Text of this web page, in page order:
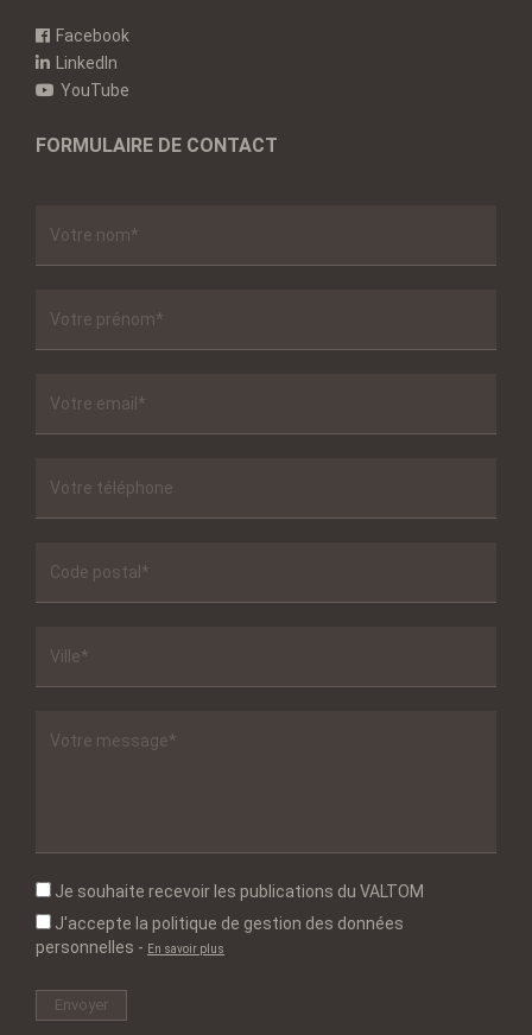
Facebook
LinkedIn
YouTube
FORMULAIRE DE CONTACT
Je souhaite recevoir les publications du VALTOM
J'accepte la politique de gestion des données
personnelles - En savoir plus